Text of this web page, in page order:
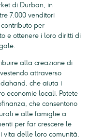
di Durban, in
7.000 venditori
per
e ottenere i loro diritti di
alla creazione di
attraverso
che aiuta i
economie locali. Potete
che consentono
e alle famiglie a
per far crescere le
vita delle loro comunità.